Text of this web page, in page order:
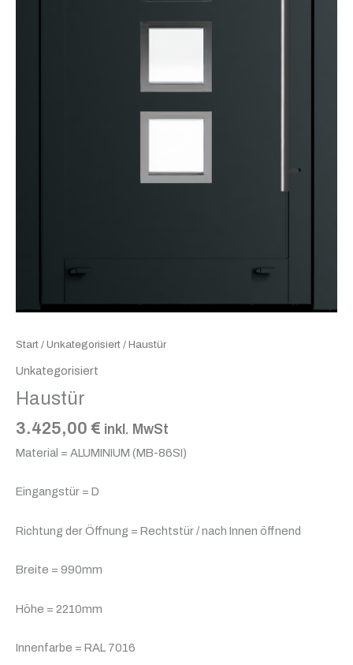
Start / Unkategorisiert / Haustür
Unkategorisiert
Haustür
3.425,00 € inkl. MwSt
Material = ALUMINIUM (MB-86SI)
Eingangstür = D
Richtung der Öffnung = Rechtstür / nach Innen öffnend
Breite = 990mm
Höhe = 2210mm
Innenfarbe = RAL 7016